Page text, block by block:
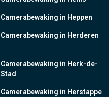
Camerabewaking in Heppen
Camerabewaking in Herderen
Camerabewaking in Herk-de-
Stad
Camerabewaking in Herstappe